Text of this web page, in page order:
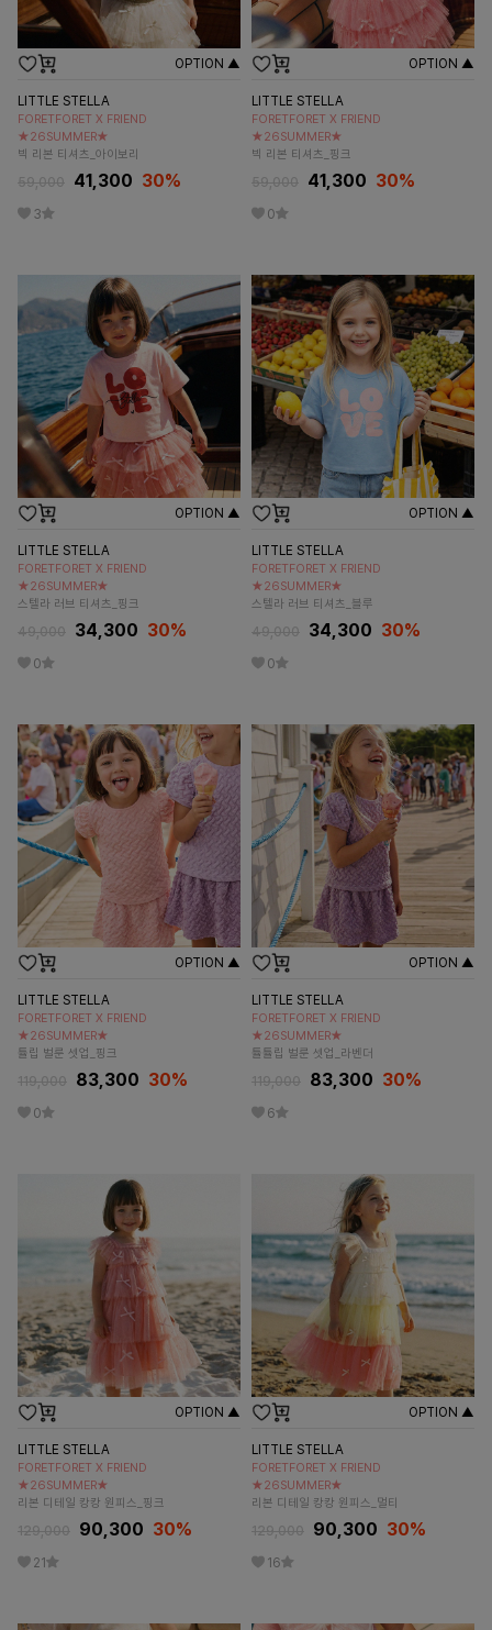
OPTION ▲
LITTLE STELLA
FORETFORET X FRIEND
★26SUMMER★
빅 리본 티셔츠_아이보리
59,000 41,300 30%
3
OPTION ▲
LITTLE STELLA
FORETFORET X FRIEND
★26SUMMER★
빅 리본 티셔츠_핑크
59,000 41,300 30%
0
OPTION ▲
LITTLE STELLA
FORETFORET X FRIEND
★26SUMMER★
스텔라 러브 티셔츠_핑크
49,000 34,300 30%
0
OPTION ▲
LITTLE STELLA
FORETFORET X FRIEND
★26SUMMER★
스텔라 러브 티셔츠_블루
49,000 34,300 30%
0
OPTION ▲
LITTLE STELLA
FORETFORET X FRIEND
★26SUMMER★
튤립 벌룬 셋업_핑크
119,000 83,300 30%
0
OPTION ▲
LITTLE STELLA
FORETFORET X FRIEND
★26SUMMER★
튤튤립 벌룬 셋업_라벤더
119,000 83,300 30%
6
OPTION ▲
LITTLE STELLA
FORETFORET X FRIEND
★26SUMMER★
리본 디테일 캉캉 원피스_핑크
129,000 90,300 30%
21
OPTION ▲
LITTLE STELLA
FORETFORET X FRIEND
★26SUMMER★
리본 디테일 캉캉 원피스_멀티
129,000 90,300 30%
16